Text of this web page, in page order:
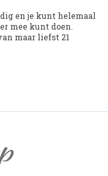
en je kunt helemaal
mee kunt doen.
maar liefst 21